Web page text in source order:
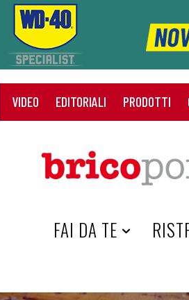
VIDEO EDITORIALI PRODOTTI
HOME
FAI DA TE